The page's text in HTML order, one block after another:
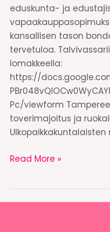
eduskunta- ja
kansallisen tason
tervetuloa.
lomakkeella:
https://
Pc/viewform
toverimajoitus ja
Talvivassari
–
ilmoittaudu
Read More »